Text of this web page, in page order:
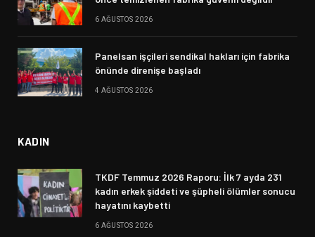
6 AĞUSTOS 2026
Panelsan işçileri sendikal hakları için fabrika
önünde direnişe başladı
4 AĞUSTOS 2026
KADIN
TKDF Temmuz 2026 Raporu: İlk 7 ayda 231
kadın erkek şiddeti ve şüpheli ölümler sonucu
hayatını kaybetti
6 AĞUSTOS 2026